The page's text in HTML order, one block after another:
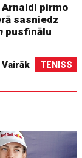
pirmo
sasniedz
pusfinālu
Vairāk TENISS